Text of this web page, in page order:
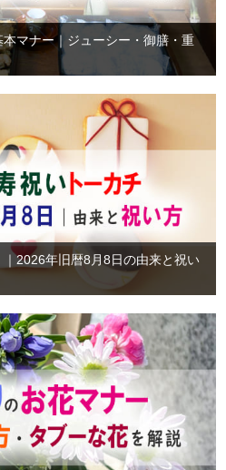
マナー｜ジューシー・御膳・重
2026年旧暦8月8日の由来と祝い